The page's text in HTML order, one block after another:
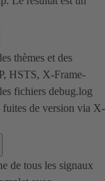
thèmes et des
HSTS, X-Frame-
fichiers debug.log
fuites de version via X-
de tous les signaux